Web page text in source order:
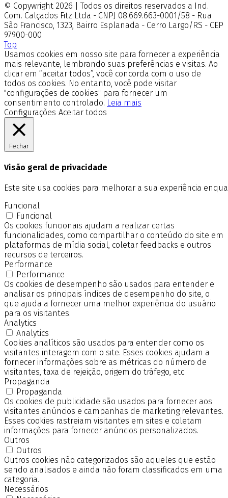
© Copywright 2026 | Todos os direitos reservados a Ind.
Com. Calçados Fitz Ltda - CNPJ 08.669.663-0001/58 - Rua
São Francisco, 1323, Bairro Esplanada - Cerro Largo/RS - CEP
97900-000
Top
Usamos cookies em nosso site para fornecer a experiência
mais relevante, lembrando suas preferências e visitas. Ao
clicar em “aceitar todos”, você concorda com o uso de
todos os cookies. No entanto, você pode visitar
"configurações de cookies" para fornecer um
consentimento controlado. Leia mais
Configurações Aceitar todos
Fechar
Visão geral de privacidade
Este site usa cookies para melhorar a sua experiência
Funcional
Funcional
Os cookies funcionais ajudam a realizar certas
funcionalidades, como compartilhar o conteúdo do site em
plataformas de mídia social, coletar feedbacks e outros
recursos de terceiros.
Performance
Performance
Os cookies de desempenho são usados para entender e
analisar os principais índices de desempenho do site, o
que ajuda a fornecer uma melhor experiência do usuário
para os visitantes.
Analytics
Analytics
Cookies analíticos são usados para entender como os
visitantes interagem com o site. Esses cookies ajudam a
fornecer informações sobre as métricas do número de
visitantes, taxa de rejeição, origem do tráfego, etc.
Propaganda
Propaganda
Os cookies de publicidade são usados para fornecer aos
visitantes anúncios e campanhas de marketing relevantes.
Esses cookies rastreiam visitantes em sites e coletam
informações para fornecer anúncios personalizados.
Outros
Outros
Outros cookies não categorizados são aqueles que estão
sendo analisados e ainda não foram classificados em uma
categoria.
Necessários